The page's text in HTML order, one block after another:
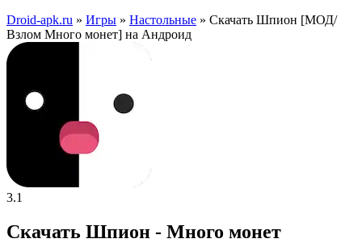
Droid-apk.ru » Игры » Настольные » Скачать Шпион [МОД/
Взлом Много монет] на Андроид
3.1
Скачать Шпион - Много монет